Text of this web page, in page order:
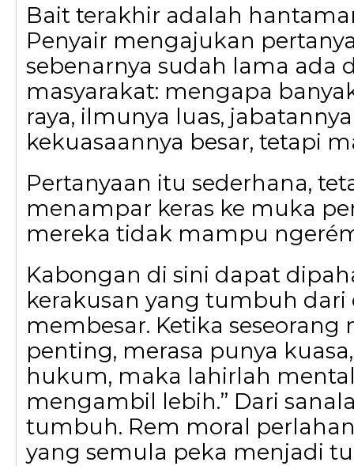
Bait terakhir adalah
Penyair mengajukan
sebenarnya sudah lama ada
masyarakat: mengapa
raya, ilmunya luas,
kekuasaannya besar, tetapi
Pertanyaan itu sederhana,
menampar keras ke muka
mereka tidak mampu
Kabongan di sini dapat
kerakusan yang tumbuh dari
membesar. Ketika seseorang
penting, merasa punya
hukum, maka lahirlah
mengambil lebih.” Dari
tumbuh. Rem moral
yang semula peka menjadi